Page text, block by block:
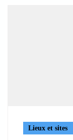
Lieux et sites